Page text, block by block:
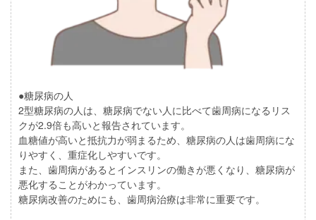
●糖尿病の人
2型糖尿病の人は、糖尿病でない人に比べて歯周病になるリス
クが2.9倍も高いと報告されています。
血糖値が高いと抵抗力が弱まるため、糖尿病の人は歯周病にな
りやすく、重症化しやすいです。
また、歯周病があるとインスリンの働きが悪くなり、糖尿病が
悪化することがわかっています。
糖尿病改善のためにも、歯周病治療は非常に重要です。